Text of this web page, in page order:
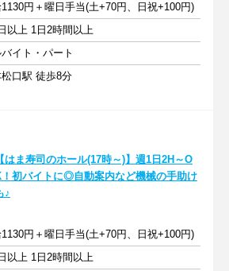
円＋曜日手当(土+70円、日祝+100円)
以上 1日2時間以上
イト・パート
口駅 徒歩8分
【はま寿司のホール(17時～)】週1日2H～O
！初バイトに◎自動案内など機械の手助け
♪
円＋曜日手当(土+70円、日祝+100円)
以上 1日2時間以上